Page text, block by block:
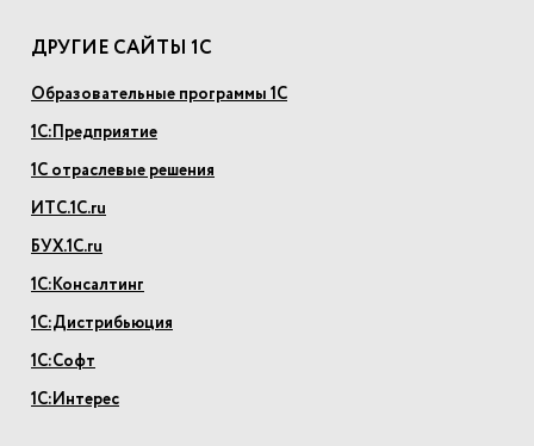
ДРУГИЕ САЙТЫ 1С
Образовательные программы 1С
1С:Предприятие
1С отраслевые решения
ИТС.1С.ru
БУХ.1С.ru
1С:Консалтинг
1С:Дистрибьюция
1С:Софт
1С:Интерес